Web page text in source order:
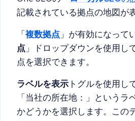
記載されている拠点の地図が
「 複数拠点 」が有効になって
点 」ドロップダウンを使用し
点を選択できます。
ラベルを表示 トグルを使用し
「当社の所在地：」というラ
かどうかを選択します。この